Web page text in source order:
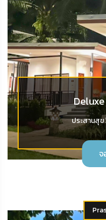
ประสานสุ